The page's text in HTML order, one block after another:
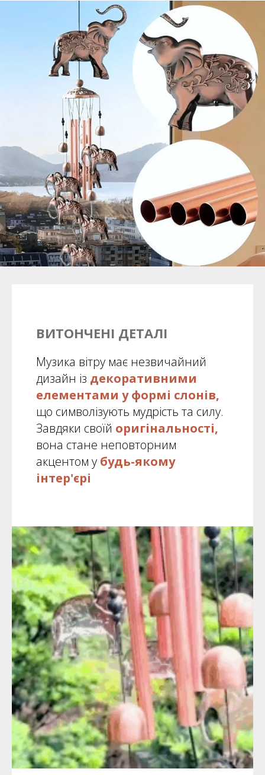
ВИТОНЧЕНІ ДЕТАЛІ
Музика вітру має незвичайний
дизайн із декоративними
елементами у формі слонів,
що символізують мудрість та силу.
Завдяки своїй оригінальності,
вона стане неповторним
акцентом у будь-якому
інтер'єрі